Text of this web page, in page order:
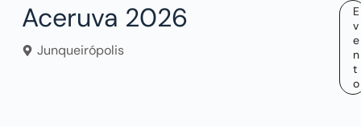
Aceruva 2026
Junqueirópolis
E
v
e
n
t
o